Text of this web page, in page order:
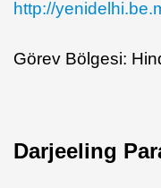
http://
Görev Bölgesi:
Darjeeling